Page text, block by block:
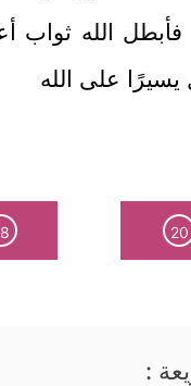
فأبطل الله ثواب
يسيرًا على الله
20
: